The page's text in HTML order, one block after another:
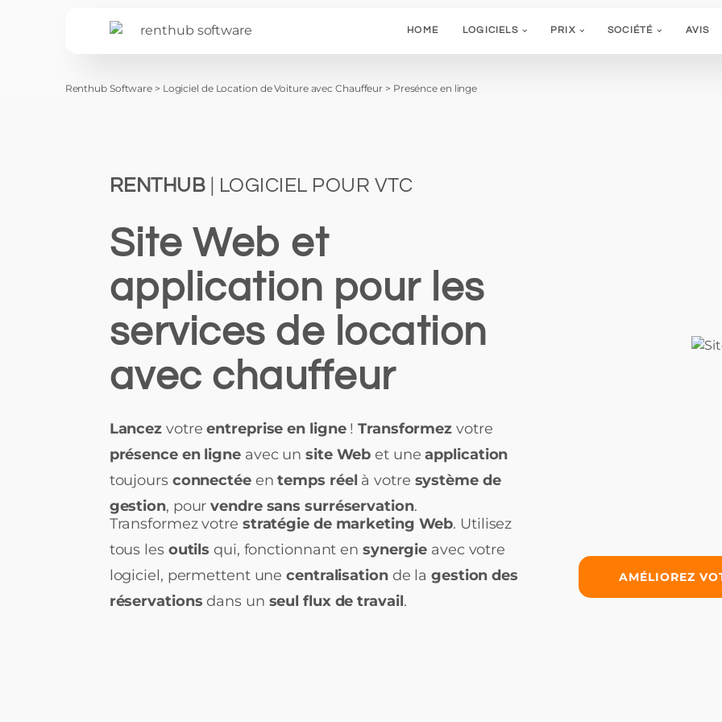
HOME LOGICIELS PRIX SOCIÉTÉ AVIS
Renthub Software > Logiciel de Location de Voiture avec Chauffeur > Presénce en linge
RENTHUB | LOGICIEL POUR VTC
Site Web et
application pour les
services de location
avec chauffeur
Lancez votreentreprise en ligne!Transformez votre
présence en ligneavec unsite Web et uneapplication
toujours connectée entemps réel à votre système de
gestion, pourvendre sans surréservation.
Transformez votre stratégie de marketing Web. Utilisez
tous les outilsqui, fonctionnant en synergie avec votre
logiciel, permettent unecentralisation de lagestion des
réservationsdans un seul flux de travail.
AMÉLIOREZ